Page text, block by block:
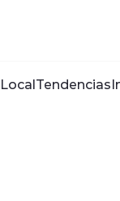
LocalTendencias